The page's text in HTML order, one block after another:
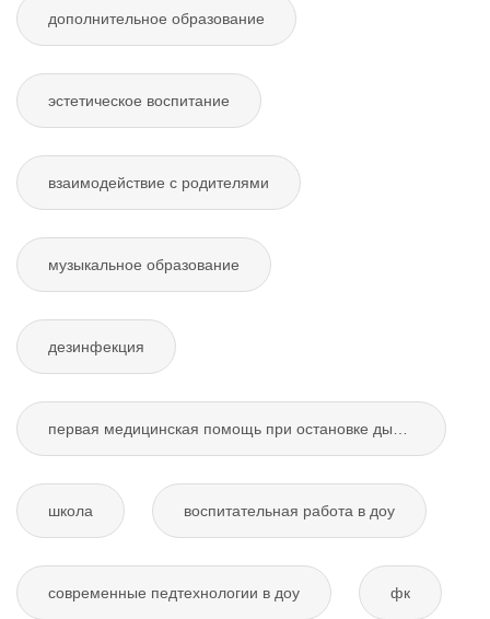
дополнительное образование
эстетическое воспитание
взаимодействие с родителями
музыкальное образование
дезинфекция
школа воспитательная работа в доу
современные педтехнологии в доу фк